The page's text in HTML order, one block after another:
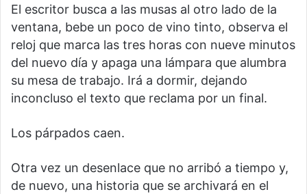
El escritor busca a las musas al otro lado de la
ventana, bebe un poco de vino tinto, observa el
reloj que marca las tres horas con nueve minutos
del nuevo día y apaga una lámpara que alumbra
su mesa de trabajo. Irá a dormir, dejando
inconcluso el texto que reclama por un final.
Los párpados caen.
Otra vez un desenlace que no arribó a tiempo y,
de nuevo, una historia que se archivará en el